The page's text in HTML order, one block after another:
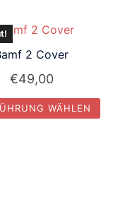
2 Cover
€49,00
WÄHLEN